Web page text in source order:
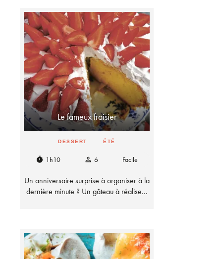
Le fameux fraisier
DESSERT ÉTÉ
timer 1h10 person_outline 6 Facile
Un anniversaire surprise à organiser à la
dernière minute ? Un gâteau à réalise…